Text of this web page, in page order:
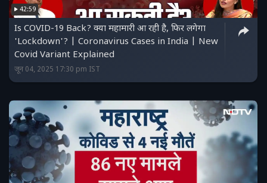
42:59
Is COVID-19 Back? क्या महामारी आ रही है, फिर लगेगा
'Lockdown'? | Coronavirus Cases in India | New
Covid Variant Explained
जून 04, 2025 17:30 pm IST